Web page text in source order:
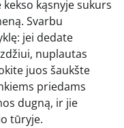
kąsnyje sukurs
Svarbu
jei dedate
nuplautas
juos šaukšte
priedams
dugną, ir jie
tūryje.